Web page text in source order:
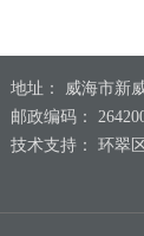
地址： 威海市新
邮政编码：
技术支持： 环翠